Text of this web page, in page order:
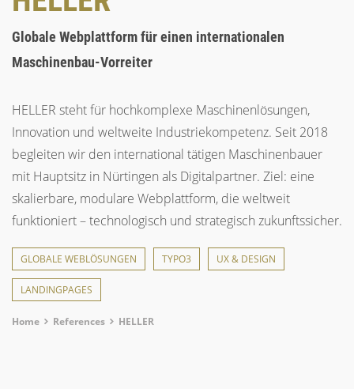
Globale Webplattform für einen internationalen
Maschinenbau-Vorreiter
HELLER steht für hochkomplexe Maschinenlösungen,
Innovation und weltweite Industriekompetenz. Seit 2018
begleiten wir den international tätigen Maschinenbauer
mit Hauptsitz in Nürtingen als Digitalpartner. Ziel: eine
skalierbare, modulare Webplattform, die weltweit
funktioniert – technologisch und strategisch zukunftssicher.
GLOBALE WEBLÖSUNGEN TYPO3 UX & DESIGN
LANDINGPAGES
Breadcrumb
Home References HELLER